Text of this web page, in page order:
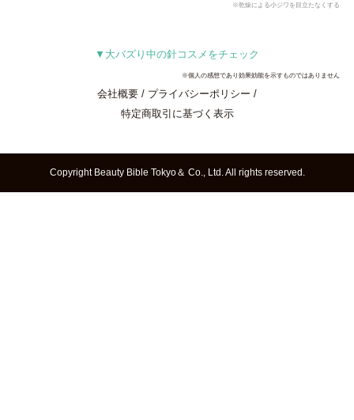
※乾燥による小ジワを目立たなくする
▼大バズり中の針コスメをチェック
※個人の感想であり効果効能を示すものではありません
会社概要 / プライバシーポリシー /
特定商取引に基づく表示
Copyright Beauty Bible Tokyo＆ Co., Ltd. All rights reserved.